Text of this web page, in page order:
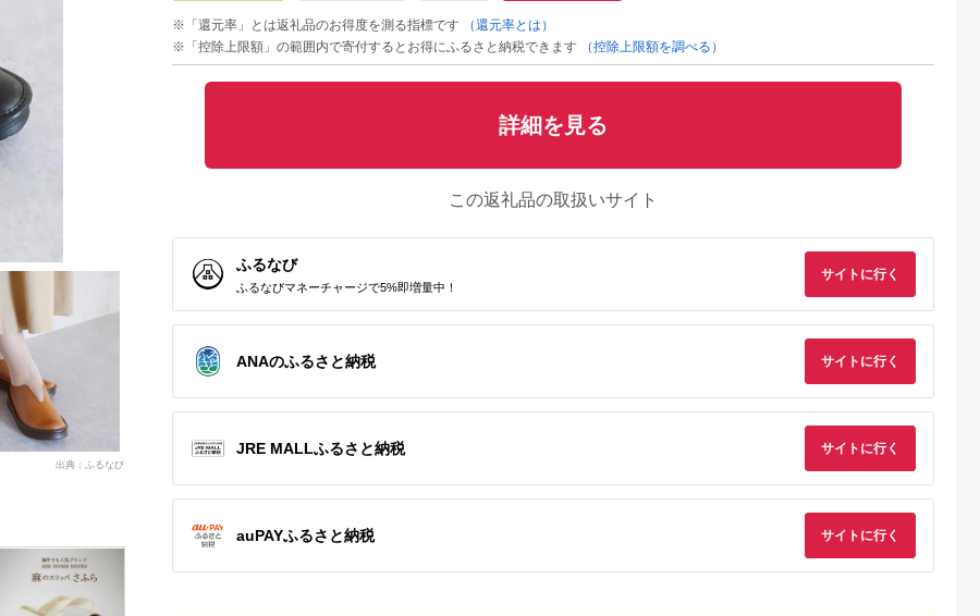
出典：ふるなび
※「還元率」とは返礼品のお得度を測る指標です
（還元率とは）
※「控除上限額」の範囲内で寄付するとお得にふるさと納税できます
（控除上限額を調べる）
詳細を見る
この返礼品の取扱いサイト
ふるなび
ふるなびマネーチャージで5%即増量中！
サイトに行く
ANAのふるさと納税 サイトに行く
JRE MALLふるさと納税 サイトに行く
auPAYふるさと納税 サイトに行く